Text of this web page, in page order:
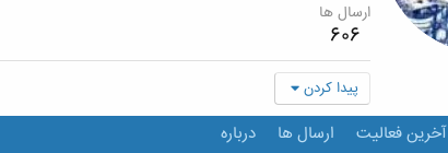
ارسال ها
606
پیدا کردن
آخرین فعالیت ارسال ها درباره